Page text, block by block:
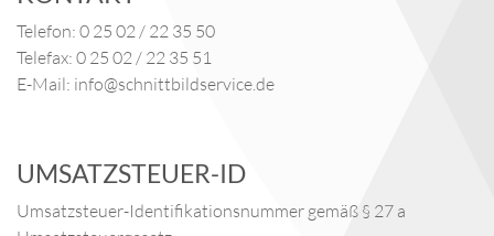
Verbraucherschlichtungsstelle teilzunehmen.
GEBRAUCHTE MRT